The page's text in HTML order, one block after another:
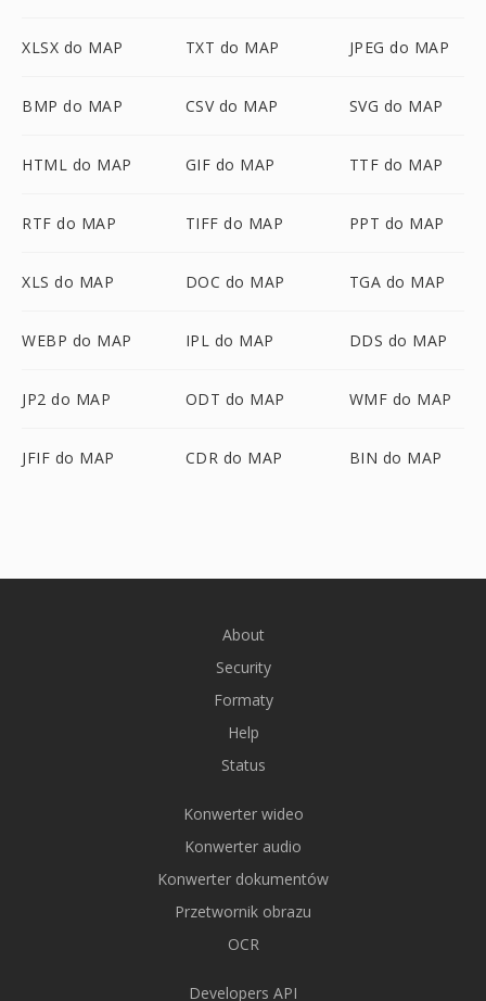
XLSX do MAP TXT do MAP JPEG do MAP
BMP do MAP CSV do MAP SVG do MAP
HTML do MAP GIF do MAP TTF do MAP
RTF do MAP TIFF do MAP PPT do MAP
XLS do MAP DOC do MAP TGA do MAP
WEBP do MAP IPL do MAP DDS do MAP
JP2 do MAP ODT do MAP WMF do MAP
JFIF do MAP CDR do MAP BIN do MAP
About
Security
Formaty
Help
Status
Konwerter wideo
Konwerter audio
Konwerter dokumentów
Przetwornik obrazu
OCR
Developers API